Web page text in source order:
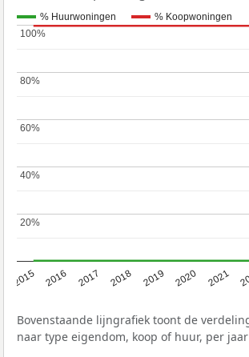
% Huurwoningen % Koopwoningen
2015 2016 2017 2018 2019 2020 2021
20%
20%
40%
40%
60%
60%
80%
80%
100%
100%
Bovenstaande lijngrafiek toont de
naar type eigendom, koop of huur, per